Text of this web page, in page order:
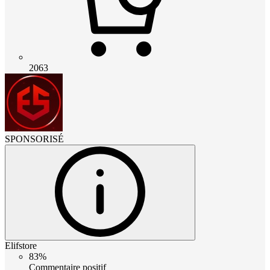
2063
SPONSORISÉ
Elifstore
83%
Commentaire positif